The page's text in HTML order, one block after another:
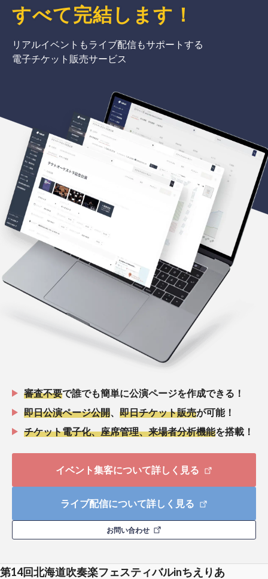
すべて完結 します ！
リアルイベントもライブ配信もサポートする
電子チケット販売サービス
審査不要で誰でも簡単に公演ページを作成できる！
即日公演ページ公開
即日チケット販売が可能！
チケット電子化、座席管理、来場者分析機能を搭載！
イベント集客について詳しく見る
ライブ配信について詳しく見る
お問い合わせ
第14回北海道吹奏楽フェスティバルinちえりあ